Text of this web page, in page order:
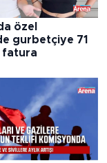
özel
gurbetçiye 71
fatura